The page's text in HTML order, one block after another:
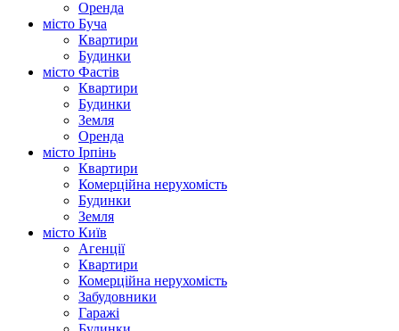
Оренда
місто Буча
Квартири
Будинки
місто Фастів
Квартири
Будинки
Земля
Оренда
місто Ірпінь
Квартири
Комерційна нерухомість
Будинки
Земля
місто Київ
Агенції
Квартири
Комерційна нерухомість
Забудовники
Гаражі